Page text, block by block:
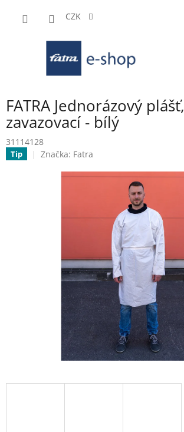
CZK
FATRA Jednorázový plášť,
zavazovací - bílý
31114128
Tip Značka: Fatra